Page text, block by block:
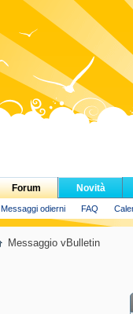
Forum
Messaggi odierni FAQ
Novità
Messaggio vBulletin